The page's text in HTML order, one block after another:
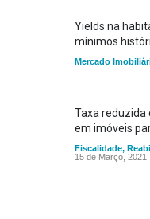
Yields na
mínimos
Mercado
Taxa reduzida
em imóveis
Fiscalidade,
15 de Março, 2021